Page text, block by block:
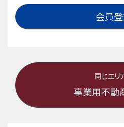
会員
同じエリ
事業用不動